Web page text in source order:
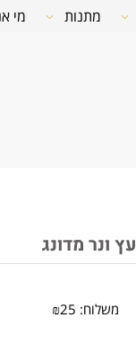
מתנות מי
ונר מדונג
משלוח: ₪25